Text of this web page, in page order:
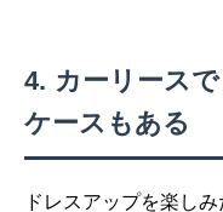
カーリース
ケースもある
ドレスアップを楽し